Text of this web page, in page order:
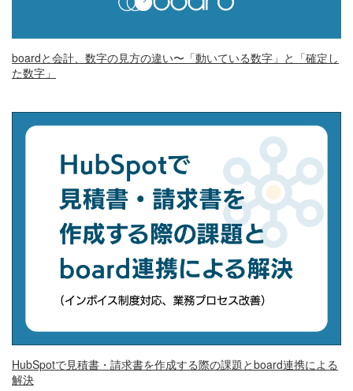
boardと会計、数字の見方の違い〜「動いている数字」と「確定し
た数字」
HubSpotで見積書・請求書を作成する際の課題とboard連携による
解決